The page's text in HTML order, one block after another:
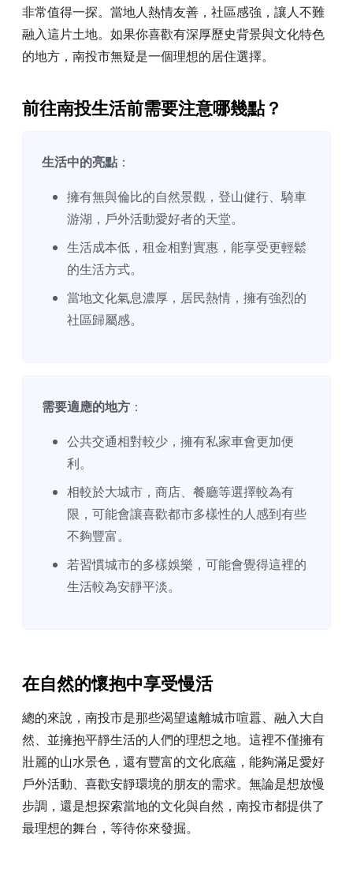
非常值得一探。當地人熱情友善，社區感強，讓人不難
融入這片土地。如果你喜歡有深厚歷史背景與文化特色
的地方，南投市無疑是一個理想的居住選擇。
前往南投生活前需要注意哪幾點？
生活中的亮點 ：
擁有無與倫比的自然景觀，登山健行、騎車
游湖，戶外活動愛好者的天堂。
生活成本低，租金相對實惠，能享受更輕鬆
的生活方式。
當地文化氣息濃厚，居民熱情，擁有強烈的
社區歸屬感。
需要適應的地方 ：
公共交通相對較少，擁有私家車會更加便
利。
相較於大城市，商店、餐廳等選擇較為有
限，可能會讓喜歡都市多樣性的人感到有些
不夠豐富。
若習慣城市的多樣娛樂，可能會覺得這裡的
生活較為安靜平淡。
在自然的懷抱中享受慢活
總的來說，南投市是那些渴望遠離城市喧囂、融入大自
然、並擁抱平靜生活的人們的理想之地。這裡不僅擁有
壯麗的山水景色，還有豐富的文化底蘊，能夠滿足愛好
戶外活動、喜歡安靜環境的朋友的需求。無論是想放慢
步調，還是想探索當地的文化與自然，南投市都提供了
最理想的舞台，等待你來發掘。